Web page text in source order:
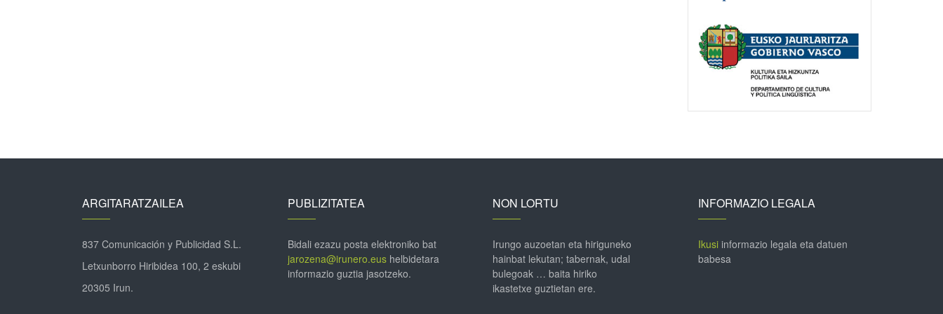
ARGITARATZAILEA
837 Comunicación y Publicidad S.L.
Letxunborro Hiribidea 100, 2 eskubi
20305 Irun.
PUBLIZITATEA
Bidali ezazu posta elektroniko bat
jarozena@irunero.eushelbidetara
informazio guztia jasotzeko.
NON LORTU
Irungo auzoetan eta hiriguneko
hainbat lekutan; tabernak, udal
bulegoak … baita hiriko
ikastetxe guztietan ere.
INFORMAZIO LEGALA
Ikusiinformazio legala eta datuen
babesa